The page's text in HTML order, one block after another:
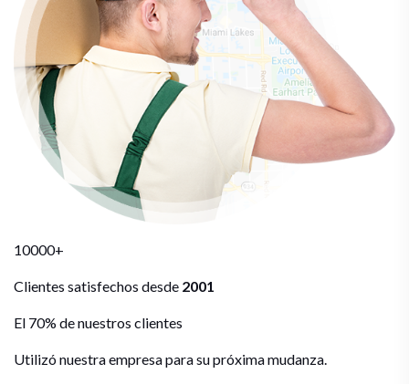
10000+
Clientes satisfechos desde 2001
El 70% de nuestros clientes
Utilizó nuestra empresa para su próxima mudanza.